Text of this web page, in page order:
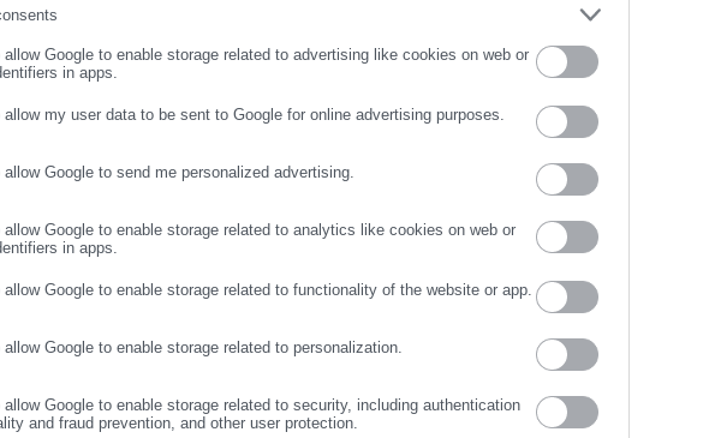
allow Google to enable storage related to advertising like cookies on web or
in apps.
allow my user data to be sent to Google for online advertising purposes.
Google to send me personalized advertising.
allow Google to enable storage related to analytics like cookies on web or
in apps.
allow Google to enable storage related to functionality of the website or app.
Google to enable storage related to personalization.
allow Google to enable storage related to security, including authentication
and fraud prevention, and other user protection.
για τον Χριστουγεννιάτικο διάκοσμο της πόλης για το έτος
email
ΣΥΝΕΧΙΣΤΕ ΣΤΟ WEBSITE ΕΓΓΡΑΦΗ